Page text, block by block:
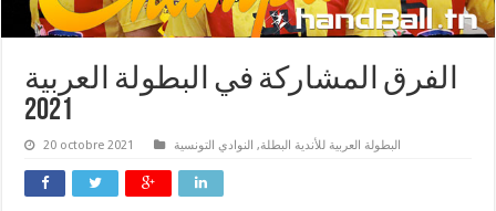
الفرق المشاركة في البطولة العربية
2021
20 octobre 2021 البطولة العربية للأندية البطلة, النوادي التونسية